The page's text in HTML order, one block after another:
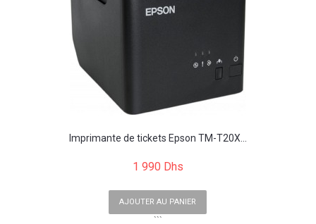
Imprimante de tickets Epson TM-T20X...
1 990 Dhs
AJOUTER AU PANIER
```